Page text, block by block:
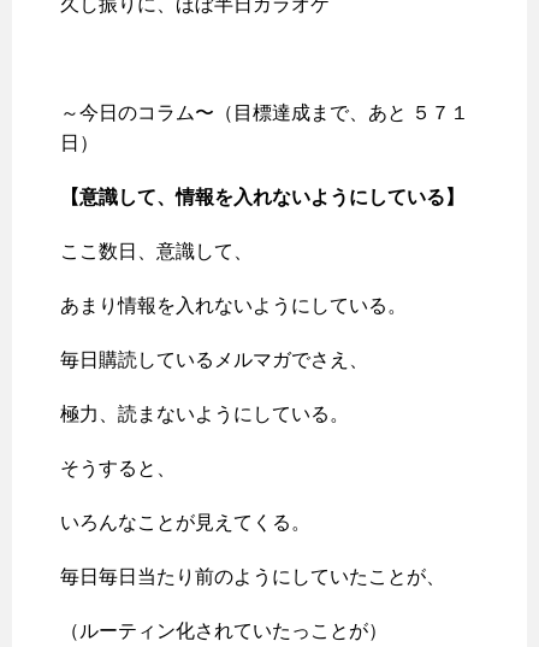
久し振りに、ほぼ半日カラオケ
～今日のコラム〜（目標達成まで、あと ５７１
日）
【意識して、情報を入れないようにしている】
ここ数日、意識して、
あまり情報を入れないようにしている。
毎日購読しているメルマガでさえ、
極力、読まないようにしている。
そうすると、
いろんなことが見えてくる。
毎日毎日当たり前のようにしていたことが、
（ルーティン化されていたっことが）